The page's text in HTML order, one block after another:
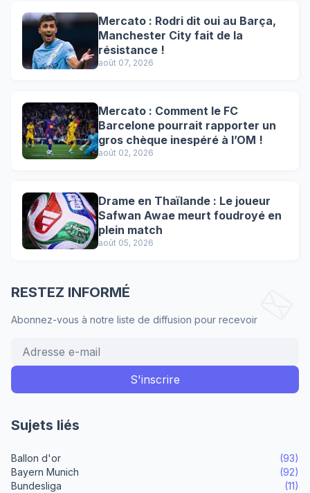
Mercato : Rodri dit oui au Barça,
Manchester City fait de la
résistance !
août 07, 2026
Mercato : Comment le FC
Barcelone pourrait rapporter un
gros chèque inespéré à l’OM !
août 02, 2026
Drame en Thaïlande : Le joueur
Safwan Awae meurt foudroyé en
plein match
août 05, 2026
RESTEZ INFORMÉ
Abonnez-vous à notre liste de diffusion pour recevoir
Sujets liés
Ballon d'or
(93)
Bayern Munich
(92)
Bundesliga
(11)